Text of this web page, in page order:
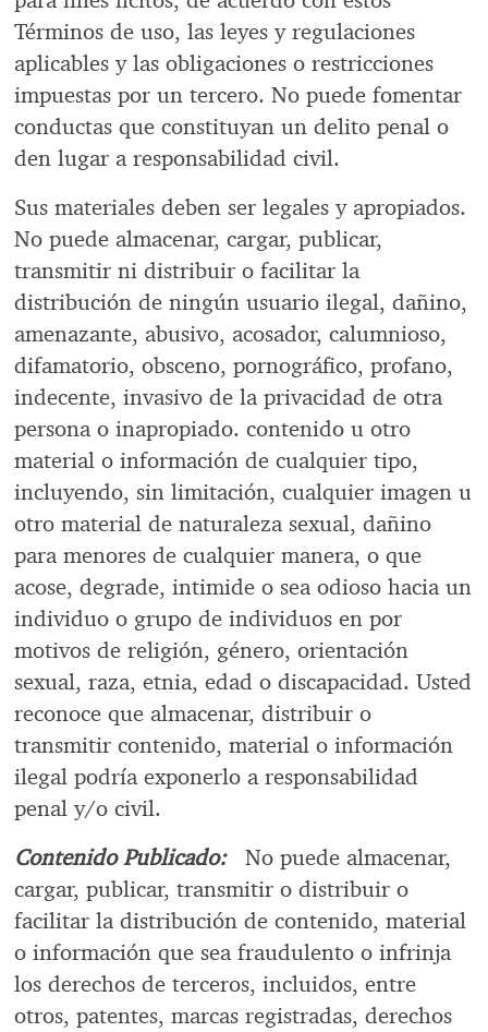
Términos de uso, las leyes y regulaciones
aplicables y las obligaciones o restricciones
impuestas por un tercero. No puede fomentar
conductas que constituyan un delito penal o
den lugar a responsabilidad civil.
Sus materiales deben ser legales y apropiados.
No puede almacenar, cargar, publicar,
transmitir ni distribuir o facilitar la
distribución de ningún usuario ilegal, dañino,
amenazante, abusivo, acosador, calumnioso,
difamatorio, obsceno, pornográfico, profano,
indecente, invasivo de la privacidad de otra
persona o inapropiado. contenido u otro
material o información de cualquier tipo,
incluyendo, sin limitación, cualquier imagen u
otro material de naturaleza sexual, dañino
para menores de cualquier manera, o que
acose, degrade, intimide o sea odioso hacia un
individuo o grupo de individuos en por
motivos de religión, género, orientación
sexual, raza, etnia, edad o discapacidad. Usted
reconoce que almacenar, distribuir o
transmitir contenido, material o información
ilegal podría exponerlo a responsabilidad
penal y/o civil.
Contenido Publicado:
No puede almacenar,
cargar, publicar, transmitir o distribuir o
facilitar la distribución de contenido, material
o información que sea fraudulento o infrinja
los derechos de terceros, incluidos, entre
otros, patentes, marcas registradas, derechos